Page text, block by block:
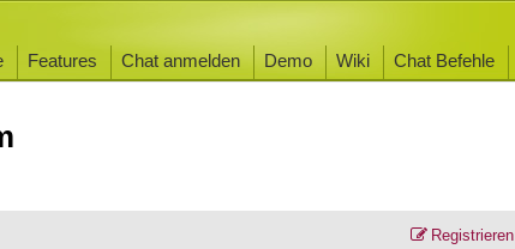
Features Chat anmelden Demo Wiki Chat Befehle
Registrieren